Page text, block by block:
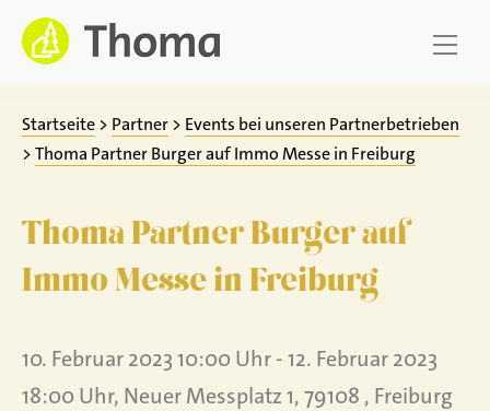
Zum
Inhalt
springen
Startseite > Partner > Events bei unseren Partnerbetrieben
>Thoma Partner Burger auf Immo Messe in Freiburg
Thoma Partner Burger auf
Immo Messe in Freiburg
10. Februar 2023 10:00 Uhr - 12. Februar 2023
18:00 Uhr, Neuer Messplatz 1, 79108 , Freiburg